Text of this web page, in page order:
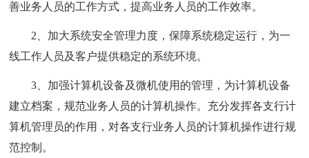
善业务人员的工作方式，提高业务人员的工作效率。
2、加大系统安全管理力度，保障系统稳定运行，为一
线工作人员及客户提供稳定的系统环境。
3、加强计算机设备及微机使用的管理，为计算机设备
建立档案，规范业务人员的计算机操作。充分发挥各支行计
算机管理员的作用，对各支行业务人员的计算机操作进行规
范控制。